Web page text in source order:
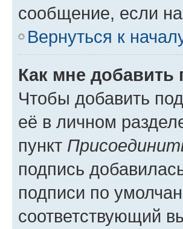
сообщение, если на
Вернуться к
Как мне
Чтобы добавить
её в личном
пункт
подпись
подписи по
соответствующий